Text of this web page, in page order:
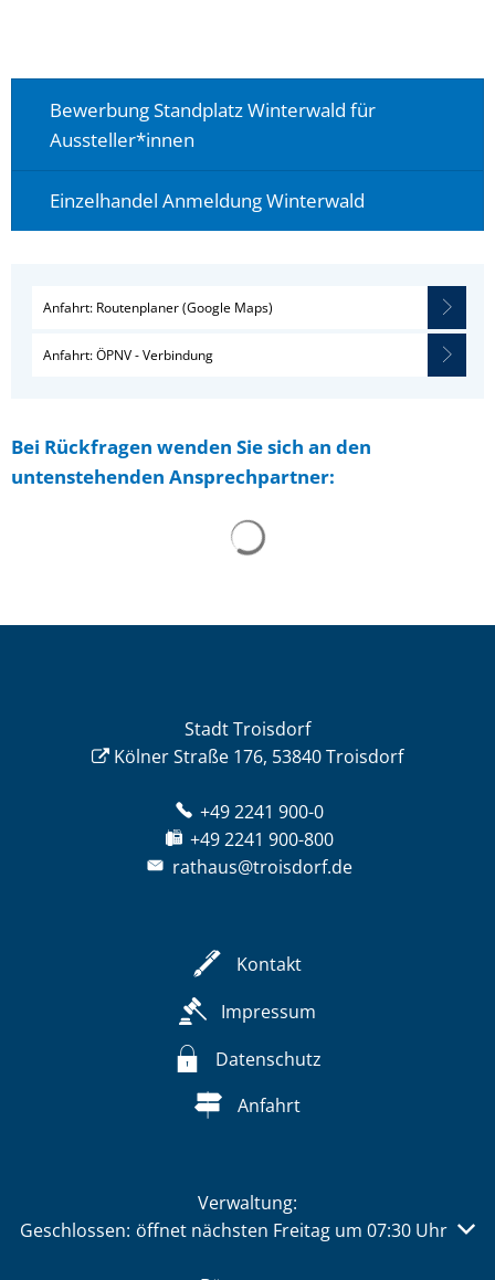
Bewerbung Standplatz Winterwald für
Aussteller*innen
Einzelhandel Anmeldung Winterwald
Anfahrt: Routenplaner (Google Maps)
Anfahrt: ÖPNV - Verbindung
Bei Rückfragen wenden Sie sich an den
untenstehenden Ansprechpartner:
Stadt Troisdorf
Kölner Straße 176, 53840 Troisdorf
+49 2241 900-0
+49 2241 900-800
rathaus@troisdorf.de
Kontakt
Impressum
Datenschutz
Anfahrt
Verwaltung:
Klicken, um weitere Öffnungs- oder Schließzeiten
Geschlossen: öffnet nächsten Freitag um 07:30 Uhr